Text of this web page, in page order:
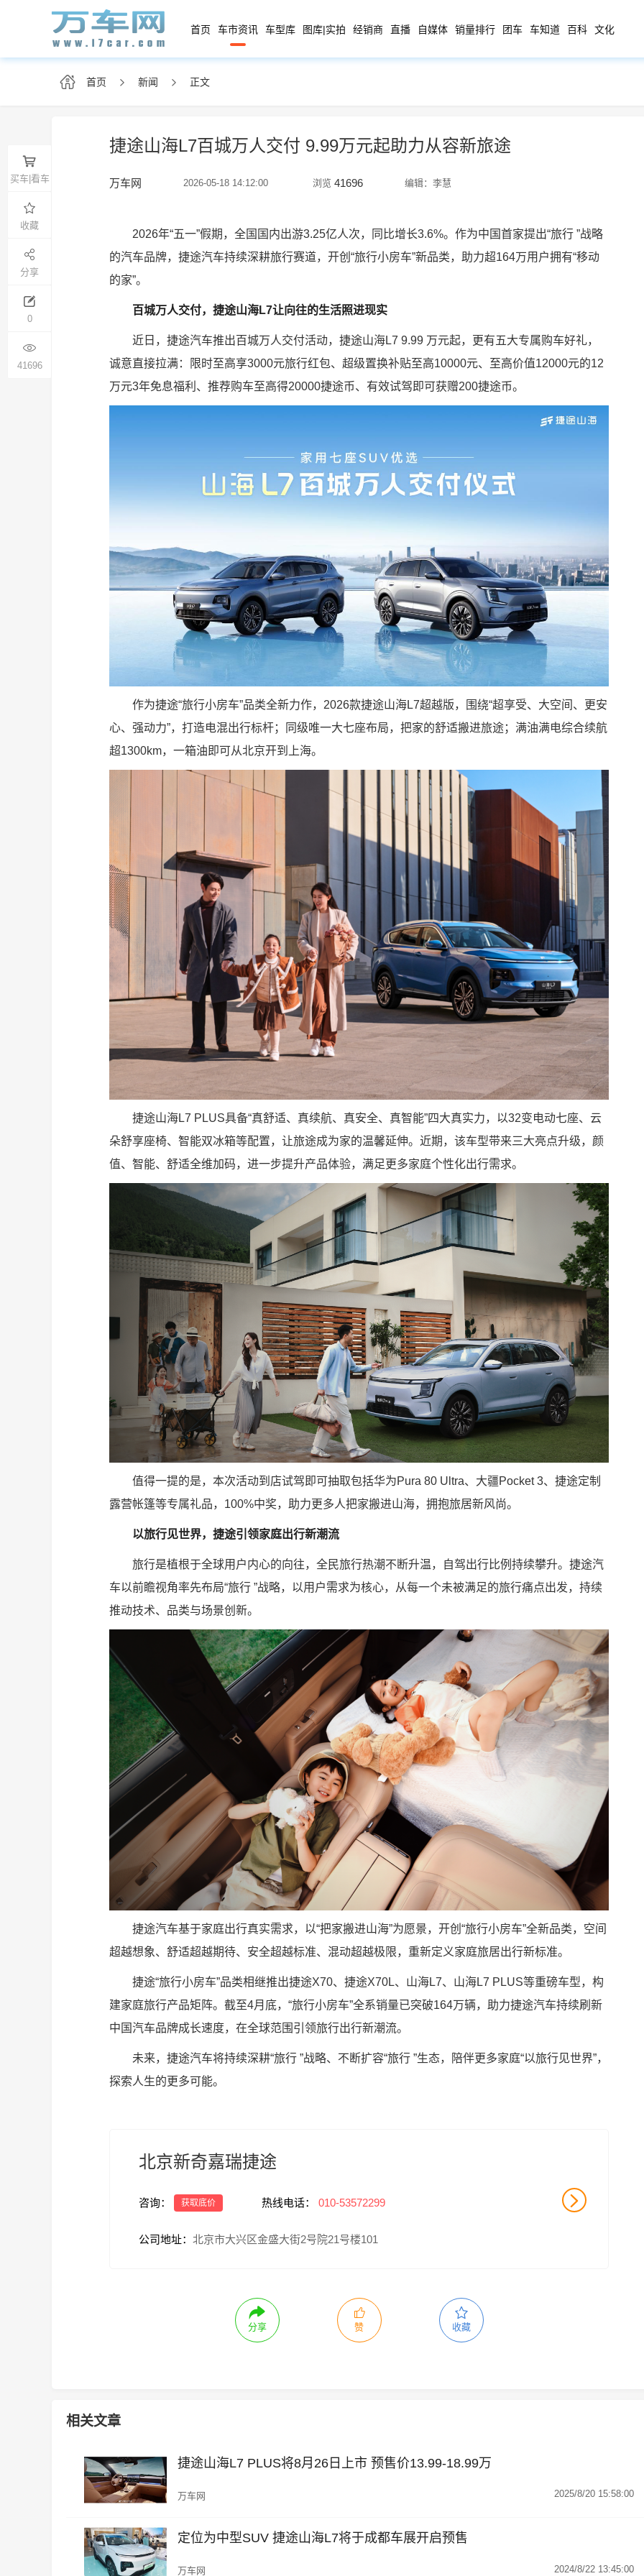
首页 车市资讯 车型库 图库|实拍 经销商 直播 自媒体 销量排行 团车 车知道 百科 文化
首页 新闻 正文
捷途山海L7百城万人交付 9.99万元起助力从容新旅途
万车网 2026-05-18 14:12:00 浏览 41696 编辑：李慧
买车|看车
收藏
分享
0
41696
2026年“五一”假期，全国国内出游3.25亿人次，同比增长3.6%。作为中国首家提出“旅行 ”战略
的汽车品牌，捷途汽车持续深耕旅行赛道，开创“旅行小房车”新品类，助力超164万用户拥有“移动
的家”。
百城万人交付，捷途山海L7让向往的生活照进现实
近日，捷途汽车推出百城万人交付活动，捷途山海L7 9.99 万元起，更有五大专属购车好礼，
诚意直接拉满：限时至高享3000元旅行红包、超级置换补贴至高10000元、至高价值12000元的12
万元3年免息福利、推荐购车至高得20000捷途币、有效试驾即可获赠200捷途币。
作为捷途“旅行小房车”品类全新力作，2026款捷途山海L7超越版，围绕“超享受、大空间、更安
心、强动力”，打造电混出行标杆；同级唯一大七座布局，把家的舒适搬进旅途；满油满电综合续航
超1300km，一箱油即可从北京开到上海。
捷途山海L7 PLUS具备“真舒适、真续航、真安全、真智能”四大真实力，以32变电动七座、云
朵舒享座椅、智能双冰箱等配置，让旅途成为家的温馨延伸。近期，该车型带来三大亮点升级，颜
值、智能、舒适全维加码，进一步提升产品体验，满足更多家庭个性化出行需求。
值得一提的是，本次活动到店试驾即可抽取包括华为Pura 80 Ultra、大疆Pocket 3、捷途定制
露营帐篷等专属礼品，100%中奖，助力更多人把家搬进山海，拥抱旅居新风尚。
以旅行见世界，捷途引领家庭出行新潮流
旅行是植根于全球用户内心的向往，全民旅行热潮不断升温，自驾出行比例持续攀升。捷途汽
车以前瞻视角率先布局“旅行 ”战略，以用户需求为核心，从每一个未被满足的旅行痛点出发，持续
推动技术、品类与场景创新。
捷途汽车基于家庭出行真实需求，以“把家搬进山海”为愿景，开创“旅行小房车”全新品类，空间
超越想象、舒适超越期待、安全超越标准、混动超越极限，重新定义家庭旅居出行新标准。
捷途“旅行小房车”品类相继推出捷途X70、捷途X70L、山海L7、山海L7 PLUS等重磅车型，构
建家庭旅行产品矩阵。截至4月底，“旅行小房车”全系销量已突破164万辆，助力捷途汽车持续刷新
中国汽车品牌成长速度，在全球范围引领旅行出行新潮流。
未来，捷途汽车将持续深耕“旅行 ”战略、不断扩容“旅行 ”生态，陪伴更多家庭“以旅行见世界”，
探索人生的更多可能。
北京新奇嘉瑞捷途
咨询： 获取底价 热线电话： 010-53572299
公司地址： 北京市大兴区金盛大街2号院21号楼101
分享 赞 收藏
相关文章
捷途山海L7 PLUS将8月26日上市 预售价13.99-18.99万
万车网 2025/8/20 15:58:00
定位为中型SUV 捷途山海L7将于成都车展开启预售
万车网 2024/8/22 13:45:00